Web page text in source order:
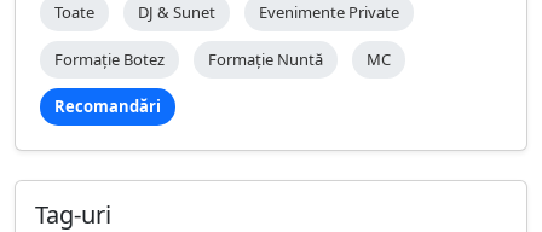
Toate DJ & Sunet Evenimente Private
Formație Botez Formație Nuntă MC
Recomandări
Tag-uri